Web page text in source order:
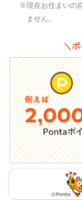
現在お住まいの
ません。
＼